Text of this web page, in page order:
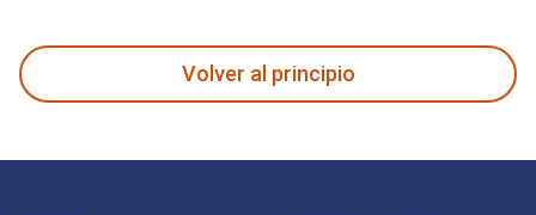
Volver al principio